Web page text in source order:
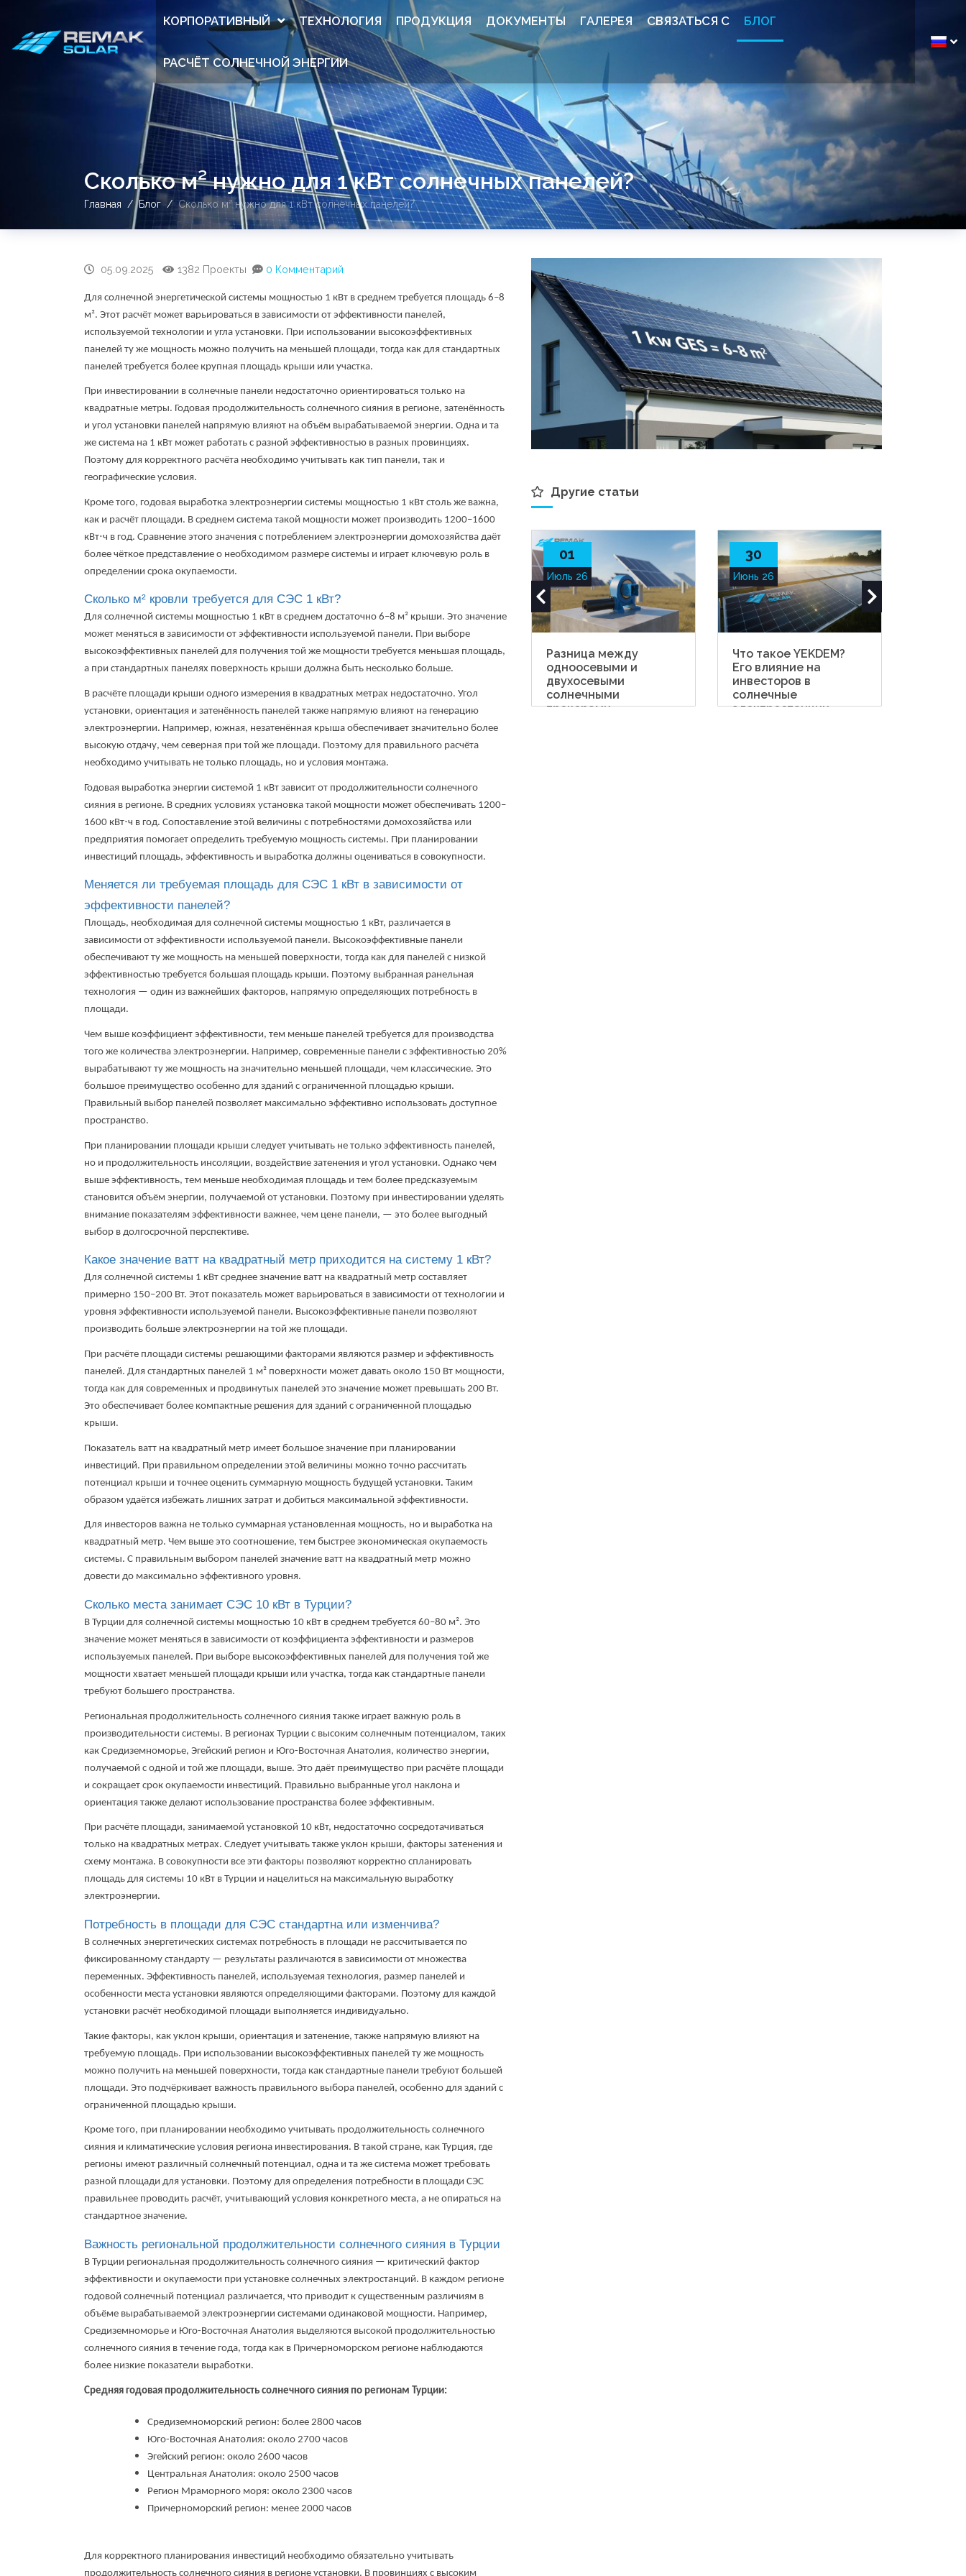
КОРПОРАТИВНЫЙ ТЕХНОЛОГИЯ ПРОДУКЦИЯ ДОКУМЕНТЫ ГАЛЕРЕЯ СВЯЗАТЬСЯ С БЛОГ
РАСЧЁТ СОЛНЕЧНОЙ ЭНЕРГИИ
Сколько м² нужно для 1 кВт солнечных панелей?
Главная Блог Сколько м² нужно для 1 кВт солнечных панелей?
Другие статьи
01
Июль 26
Разница между
одноосевыми и
двухосевыми
солнечными
трекерами
30
Июнь 26
Что такое YEKDEM?
Его влияние на
инвесторов в
солнечные
электростанции
05.09.2025 1382 Проекты 0 Комментарий
Для солнечной энергетической системы мощностью 1 кВт в среднем требуется площадь 6–8
м². Этот расчёт может варьироваться в зависимости от эффективности панелей,
используемой технологии и угла установки. При использовании высокоэффективных
панелей ту же мощность можно получить на меньшей площади, тогда как для стандартных
панелей требуется более крупная площадь крыши или участка.
При инвестировании в солнечные панели недостаточно ориентироваться только на
квадратные метры. Годовая продолжительность солнечного сияния в регионе, затенённость
и угол установки панелей напрямую влияют на объём вырабатываемой энергии. Одна и та
же система на 1 кВт может работать с разной эффективностью в разных провинциях.
Поэтому для корректного расчёта необходимо учитывать как тип панели, так и
географические условия.
Кроме того, годовая выработка электроэнергии системы мощностью 1 кВт столь же важна,
как и расчёт площади. В среднем система такой мощности может производить 1200–1600
кВт⋅ч в год. Сравнение этого значения с потреблением электроэнергии домохозяйства даёт
более чёткое представление о необходимом размере системы и играет ключевую роль в
определении срока окупаемости.
Сколько м² кровли требуется для СЭС 1 кВт?
Для солнечной системы мощностью 1 кВт в среднем достаточно 6–8 м² крыши. Это значение
может меняться в зависимости от эффективности используемой панели. При выборе
высокоэффективных панелей для получения той же мощности требуется меньшая площадь,
а при стандартных панелях поверхность крыши должна быть несколько больше.
В расчёте площади крыши одного измерения в квадратных метрах недостаточно. Угол
установки, ориентация и затенённость панелей также напрямую влияют на генерацию
электроэнергии. Например, южная, незатенённая крыша обеспечивает значительно более
высокую отдачу, чем северная при той же площади. Поэтому для правильного расчёта
необходимо учитывать не только площадь, но и условия монтажа.
Годовая выработка энергии системой 1 кВт зависит от продолжительности солнечного
сияния в регионе. В средних условиях установка такой мощности может обеспечивать 1200–
1600 кВт⋅ч в год. Сопоставление этой величины с потребностями домохозяйства или
предприятия помогает определить требуемую мощность системы. При планировании
инвестиций площадь, эффективность и выработка должны оцениваться в совокупности.
Меняется ли требуемая площадь для СЭС 1 кВт в зависимости от
эффективности панелей?
Площадь, необходимая для солнечной системы мощностью 1 кВт, различается в
зависимости от эффективности используемой панели. Высокоэффективные панели
обеспечивают ту же мощность на меньшей поверхности, тогда как для панелей с низкой
эффективностью требуется большая площадь крыши. Поэтому выбранная pанельная
технология — один из важнейших факторов, напрямую определяющих потребность в
площади.
Чем выше коэффициент эффективности, тем меньше панелей требуется для производства
того же количества электроэнергии. Например, современные панели с эффективностью 20%
вырабатывают ту же мощность на значительно меньшей площади, чем классические. Это
большое преимущество особенно для зданий с ограниченной площадью крыши.
Правильный выбор панелей позволяет максимально эффективно использовать доступное
пространство.
При планировании площади крыши следует учитывать не только эффективность панелей,
но и продолжительность инсоляции, воздействие затенения и угол установки. Однако чем
выше эффективность, тем меньше необходимая площадь и тем более предсказуемым
становится объём энергии, получаемой от установки. Поэтому при инвестировании уделять
внимание показателям эффективности важнее, чем цене панели, — это более выгодный
выбор в долгосрочной перспективе.
Какое значение ватт на квадратный метр приходится на систему 1 кВт?
Для солнечной системы 1 кВт среднее значение ватт на квадратный метр составляет
примерно 150–200 Вт. Этот показатель может варьироваться в зависимости от технологии и
уровня эффективности используемой панели. Высокоэффективные панели позволяют
производить больше электроэнергии на той же площади.
При расчёте площади системы решающими факторами являются размер и эффективность
панелей. Для стандартных панелей 1 м² поверхности может давать около 150 Вт мощности,
тогда как для современных и продвинутых панелей это значение может превышать 200 Вт.
Это обеспечивает более компактные решения для зданий с ограниченной площадью
крыши.
Показатель ватт на квадратный метр имеет большое значение при планировании
инвестиций. При правильном определении этой величины можно точно рассчитать
потенциал крыши и точнее оценить суммарную мощность будущей установки. Таким
образом удаётся избежать лишних затрат и добиться максимальной эффективности.
Для инвесторов важна не только суммарная установленная мощность, но и выработка на
квадратный метр. Чем выше это соотношение, тем быстрее экономическая окупаемость
системы. С правильным выбором панелей значение ватт на квадратный метр можно
довести до максимально эффективного уровня.
Сколько места занимает СЭС 10 кВт в Турции?
В Турции для солнечной системы мощностью 10 кВт в среднем требуется 60–80 м². Это
значение может меняться в зависимости от коэффициента эффективности и размеров
используемых панелей. При выборе высокоэффективных панелей для получения той же
мощности хватает меньшей площади крыши или участка, тогда как стандартные панели
требуют большего пространства.
Региональная продолжительность солнечного сияния также играет важную роль в
производительности системы. В регионах Турции с высоким солнечным потенциалом, таких
как Средиземноморье, Эгейский регион и Юго-Восточная Анатолия, количество энергии,
получаемой с одной и той же площади, выше. Это даёт преимущество при расчёте площади
и сокращает срок окупаемости инвестиций. Правильно выбранные угол наклона и
ориентация также делают использование пространства более эффективным.
При расчёте площади, занимаемой установкой 10 кВт, недостаточно сосредотачиваться
только на квадратных метрах. Следует учитывать также уклон крыши, факторы затенения и
схему монтажа. В совокупности все эти факторы позволяют корректно спланировать
площадь для системы 10 кВт в Турции и нацелиться на максимальную выработку
электроэнергии.
Потребность в площади для СЭС стандартна или изменчива?
В солнечных энергетических системах потребность в площади не рассчитывается по
фиксированному стандарту — результаты различаются в зависимости от множества
переменных. Эффективность панелей, используемая технология, размер панелей и
особенности места установки являются определяющими факторами. Поэтому для каждой
установки расчёт необходимой площади выполняется индивидуально.
Такие факторы, как уклон крыши, ориентация и затенение, также напрямую влияют на
требуемую площадь. При использовании высокоэффективных панелей ту же мощность
можно получить на меньшей поверхности, тогда как стандартные панели требуют большей
площади. Это подчёркивает важность правильного выбора панелей, особенно для зданий с
ограниченной площадью крыши.
Кроме того, при планировании необходимо учитывать продолжительность солнечного
сияния и климатические условия региона инвестирования. В такой стране, как Турция, где
регионы имеют различный солнечный потенциал, одна и та же система может требовать
разной площади для установки. Поэтому для определения потребности в площади СЭС
правильнее проводить расчёт, учитывающий условия конкретного места, а не опираться на
стандартное значение.
Важность региональной продолжительности солнечного сияния в Турции
В Турции региональная продолжительность солнечного сияния — критический фактор
эффективности и окупаемости при установке солнечных электростанций. В каждом регионе
годовой солнечный потенциал различается, что приводит к существенным различиям в
объёме вырабатываемой электроэнергии системами одинаковой мощности. Например,
Средиземноморье и Юго-Восточная Анатолия выделяются высокой продолжительностью
солнечного сияния в течение года, тогда как в Причерноморском регионе наблюдаются
более низкие показатели выработки.
Средняя годовая продолжительность солнечного сияния по регионам Турции:
Средиземноморский регион: более 2800 часов
Юго-Восточная Анатолия: около 2700 часов
Эгейский регион: около 2600 часов
Центральная Анатолия: около 2500 часов
Регион Мраморного моря: около 2300 часов
Причерноморский регион: менее 2000 часов
Для корректного планирования инвестиций необходимо обязательно учитывать
продолжительность солнечного сияния в регионе установки. В провинциях с высоким